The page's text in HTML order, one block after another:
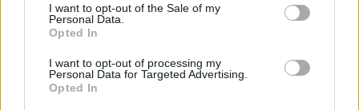
I want to opt-out of the Sale of my
Personal Data.
Opted In
I want to opt-out of processing my
Personal Data for Targeted Advertising.
Opted In